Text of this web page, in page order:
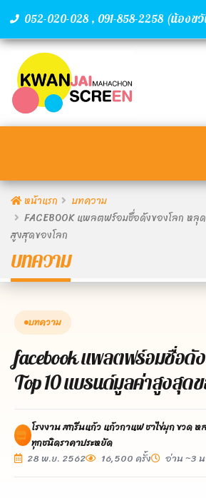
052-020-028 , 091-858-2258 (น้องข
หน้าแรก
บทความ
FACEBOOK แพลตฟร์อมชื่อดังของโลก หลุ
สูงสุดของโลก
บทความ
บทความ
facebook แพลตฟร์อมชื่อดั
Top 10 แบรนด์มูลค่าสูงสุด
โรงงาน สกรีนแก้ว แก้วกาแฟ ชาไข่มุก ขวด
ทุกชนิดราคาประหยัด
28 พ.ย. 2562
16,500 ครั้ง อ่าน ~3